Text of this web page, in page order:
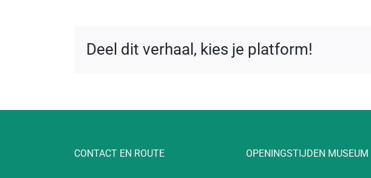
Deel dit verhaal, kies je platform!
CONTACT EN ROUTE OPENINGSTIJDEN MUSEUM